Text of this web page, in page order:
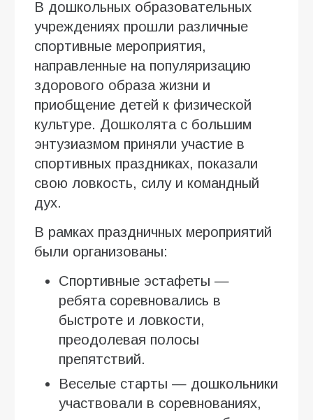
В дошкольных образовательных
учреждениях прошли различные
спортивные мероприятия,
направленные на популяризацию
здорового образа жизни и
приобщение детей к физической
культуре. Дошколята с большим
энтузиазмом приняли участие в
спортивных праздниках, показали
свою ловкость, силу и командный
дух.
В рамках праздничных мероприятий
были организованы:
Спортивные эстафеты —
ребята соревновались в
быстроте и ловкости,
преодолевая полосы
препятствий.
Веселые старты — дошкольники
участвовали в соревнованиях,